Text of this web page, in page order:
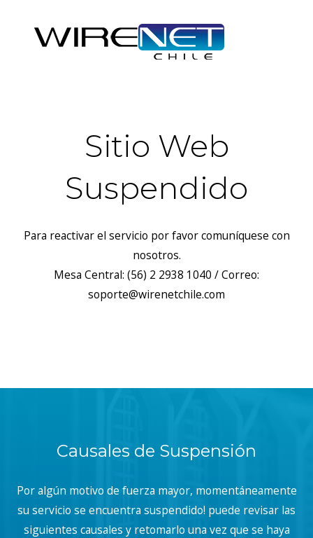
Sitio Web
Suspendido
Para reactivar el servicio por favor comuníquese con
nosotros.
Mesa Central: (56) 2 2938 1040 / Correo:
soporte@wirenetchile.com
Causales de Suspensión
Por algún motivo de fuerza mayor, momentáneamente
su servicio se encuentra suspendido! puede revisar las
siguientes causales y retomarlo una vez que se haya